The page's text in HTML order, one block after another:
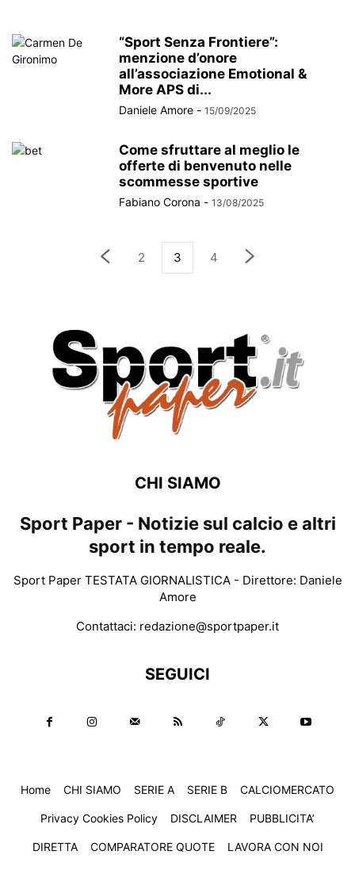
“Sport Senza Frontiere”:
menzione d’onore
all’associazione Emotional &
More APS di...
Daniele Amore - 15/09/2025
Come sfruttare al meglio le
offerte di benvenuto nelle
scommesse sportive
Fabiano Corona - 13/08/2025
2 3 4
CHI SIAMO
Sport Paper - Notizie sul calcio e altri
sport in tempo reale.
Sport Paper TESTATA GIORNALISTICA - Direttore: Daniele
Amore
Contattaci: redazione@sportpaper.it
SEGUICI
Home CHI SIAMO SERIE A SERIE B CALCIOMERCATO
Privacy Cookies Policy DISCLAIMER PUBBLICITA’
DIRETTA COMPARATORE QUOTE LAVORA CON NOI